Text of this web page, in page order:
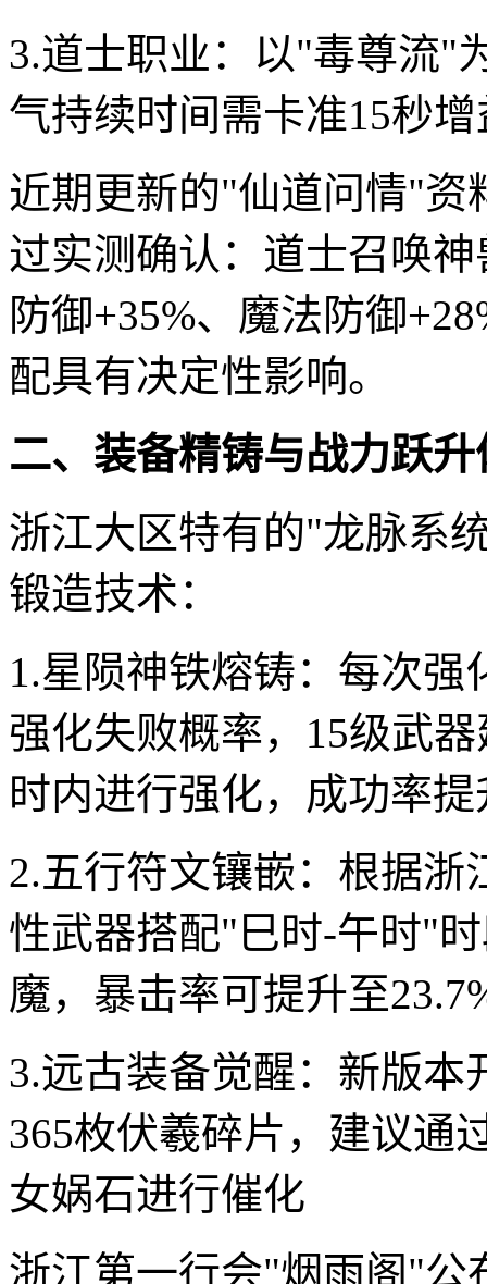
3.道士职业：以"毒尊流"
气持续时间需卡准15秒
近期更新的"仙道问情"资
过实测确认：道士召唤
防御+35%、魔法防御
配具有决定性影响。
二、装备精铸与战力跃升
浙江大区特有的"龙脉系
锻造技术：
1.星陨神铁熔铸：每次强
强化失败概率，15级武
时内进行强化，成功率提
2.五行符文镶嵌：根据浙
性武器搭配"巳时-午时"
魔，暴击率可提升至
3.远古装备觉醒：新版
365枚伏羲碎片，建议通
女娲石进行催化
浙江第一行会"烟雨阁"公